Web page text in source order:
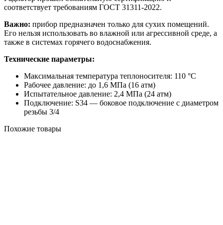
соответствует требованиям ГОСТ 31311-2022.
Важно: прибор предназначен только для сухих помещений.
Его нельзя использовать во влажной или агрессивной среде, а
также в системах горячего водоснабжения.
Технические параметры:
Максимальная температура теплоносителя: 110 °С
Рабочее давление: до 1,6 МПа (16 атм)
Испытательное давление: 2,4 МПа (24 атм)
Подключение: S34 — боковое подключение с диаметром
резьбы 3/4
Похожие товары